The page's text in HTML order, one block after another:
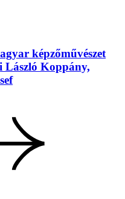
képzőművészet
László Koppány,